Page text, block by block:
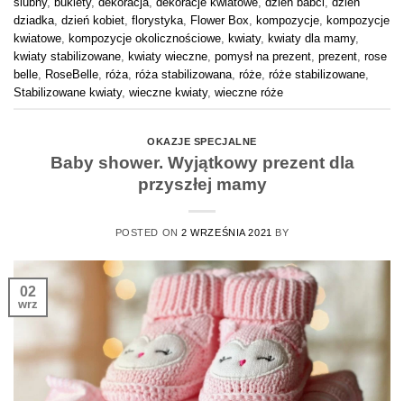
dziadka dzień kobiet florystyka Flower Box kompozycje kompozycje
kwiatowe kompozycje okolicznościowe kwiaty, kwiaty dla mamy,
kwiaty stabilizowane kwiaty wieczne pomysł na prezent prezent rose
belle RoseBelle róża róża stabilizowana róże róże stabilizowane
Stabilizowane kwiaty, wieczne kwiaty, wieczne róże
OKAZJE SPECJALNE
Baby shower. Wyjątkowy prezent dla
przyszłej mamy
POSTED ON2 WRZEŚNIA 2021 BY
02
wrz